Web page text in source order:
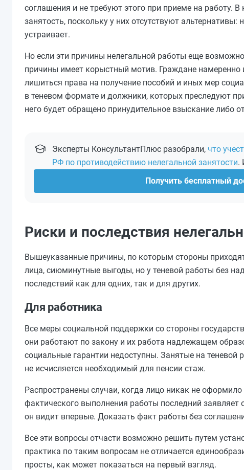
соглашения и не требуют этого при приеме на работу.
занятость, поскольку у них отсутствуют
устраивает.
Но если эти причины нелегальной работы еще
причины имеет корыстный мотив. Граждане
лишиться права на получение пособий и иных мер
в теневом формате и должники, которых преследуют
него будет обращено принудительное взыскание либо
Эксперты КонсультантПлюс разобрали, что
РФ по противодействию нелегальной занятости.
Получить бесплатный
Риски и последствия
Вышеуказанные причины, по которым стороны
лица, сиюминутные выгоды, но у теневой работы без
последствий как для одних, так и для других.
Для работника
Все меры социальной поддержки со стороны
они работают по закону и их работа надлежащем
социальные гарантии недоступны. Занятые на теневой
не исчисляется необходимый для пенсии стаж.
Распространены случаи, когда лицо никак не
фактического выполнения работы последний
он видит впервые. Доказать факт работы без
Все эти вопросы отчасти возможно решить путем
практика по таким вопросам не отличается
просты, как может показаться на первый взгляд.